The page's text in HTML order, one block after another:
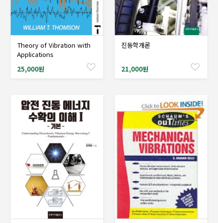
샘플도서신청
Theory of Vibration with
Applications
25,000원
샘플도서신청
진동학개론
21,000원